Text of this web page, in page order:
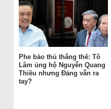
Phe bảo thủ thắng thế: Tô
Lâm ủng hộ Nguyễn Quang
Thiều nhưng Đảng vẫn ra
tay?